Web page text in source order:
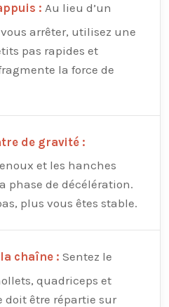
: Au lieu d’un
arrêter, utilisez une
pas rapides et
la force de
de gravité :
et les hanches
phase de décélération.
plus vous êtes stable.
chaîne : Sentez le
quadriceps et
doit être répartie sur